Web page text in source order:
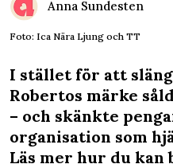
Anna Sundesten
Foto: Ica Nära Ljung och TT
I stället för att
Robertos märke
– och skänkte
organisation som
Läs mer hur du kan